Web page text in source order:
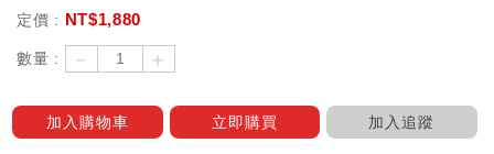
定價 : NT$1,880
數量 : － ＋
加入購物車 立即購買 加入追蹤